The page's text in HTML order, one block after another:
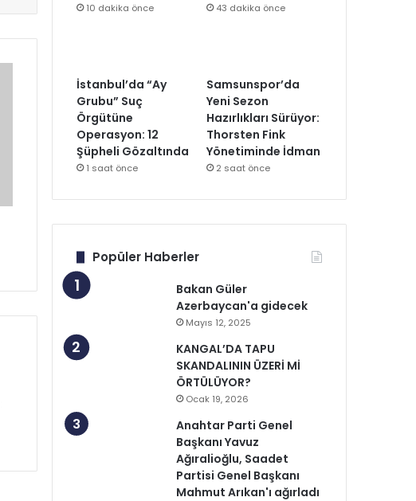
10 dakika önce 43 dakika önce
İstanbul’da “Ay
Grubu” Suç
Örgütüne
Operasyon: 12
Şüpheli Gözaltında
1 saat önce
Samsunspor’da
Yeni Sezon
Hazırlıkları Sürüyor:
Thorsten Fink
Yönetiminde İdman
2 saat önce
Popüler Haberler
Bakan Güler
Azerbaycan'a gidecek
Mayıs 12, 2025
KANGAL’DA TAPU
SKANDALININ ÜZERİ Mİ
ÖRTÜLÜYOR?
Ocak 19, 2026
Anahtar Parti Genel
Başkanı Yavuz
Ağıralioğlu, Saadet
Partisi Genel Başkanı
Mahmut Arıkan'ı ağırladı